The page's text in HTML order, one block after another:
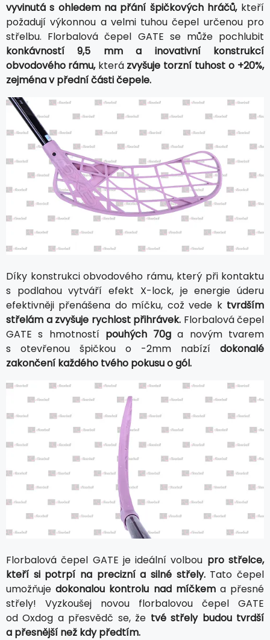
vyvinutá s ohledem na přání špičkových hráčů,kteří
požadují výkonnou a velmi tuhou čepel určenou pro
střelbu. Florbalová čepel GATE se může pochlubit
konkávností 9,5 mm a inovativní konstrukcí
obvodového rámu,která zvyšuje torzní tuhost o +20%,
zejména v přední části čepele.
Díky konstrukci obvodového rámu, který při kontaktu
s podlahou vytváří efekt X-lock, je energie úderu
efektivněji přenášena do míčku, což vede k tvrdším
střelám a zvyšuje rychlost přihrávek. Florbalová čepel
GATE s hmotností pouhých 70g a novým tvarem
s otevřenou špičkou o -2mm nabízí dokonalé
zakončení každého tvého pokusu o gól.
Florbalová čepel GATE je ideální volbou pro střelce,
kteří si potrpí na precizní a silné střely.Tato čepel
umožňujedokonalou kontrolu nad míčkema přesné
střely! Vyzkoušej novou florbalovou čepel GATE
od Oxdog a přesvědč se, že tvé střely budou tvrdší
a přesnější než kdy předtím.